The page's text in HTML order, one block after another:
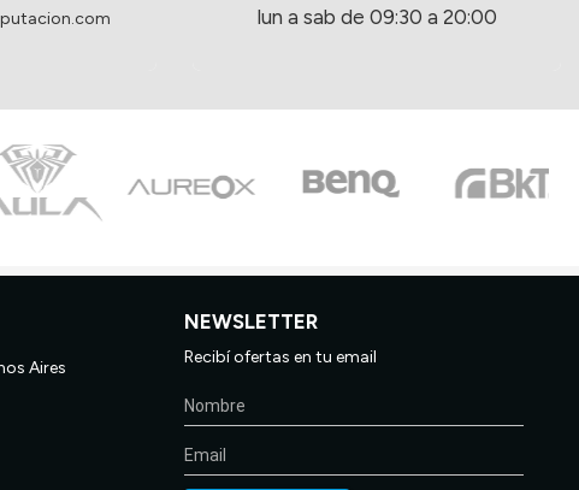
lun a sab de 09:30 a 20:00
Aires
NEWSLETTER
Recibí ofertas en tu email